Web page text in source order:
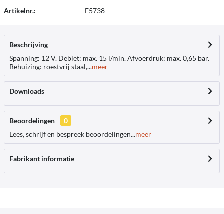
Artikelnr.: E5738
Beschrijving
Spanning: 12 V. Debiet: max. 15 l/min. Afvoerdruk: max. 0,65 bar.
Behuizing: roestvrij staal,...meer
Downloads
Beoordelingen
0
Lees, schrijf en bespreek beoordelingen...meer
Fabrikant informatie